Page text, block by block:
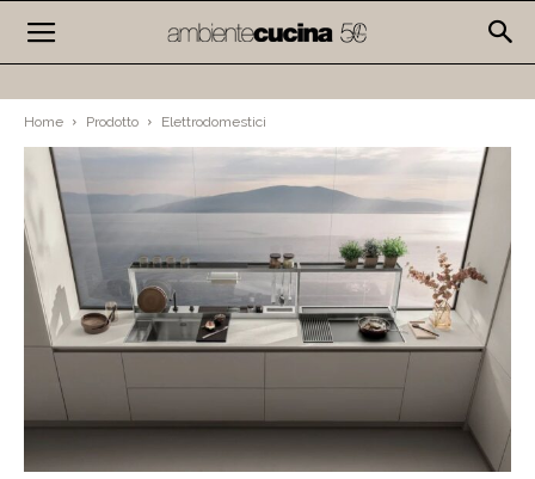
Home Prodotto Elettrodomestici